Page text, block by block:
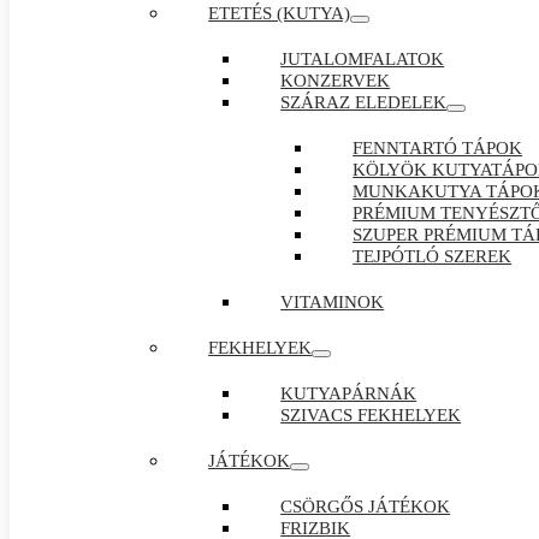
ETETÉS (KUTYA)
JUTALOMFALATOK
KONZERVEK
SZÁRAZ ELEDELEK
FENNTARTÓ TÁPOK
KÖLYÖK
MUNKAKUTYA
PRÉMIUM
SZUPER PRÉMIUM
TEJPÓTLÓ SZEREK
VITAMINOK
FEKHELYEK
KUTYAPÁRNÁK
SZIVACS FEKHELYEK
JÁTÉKOK
CSÖRGŐS JÁTÉKOK
FRIZBIK